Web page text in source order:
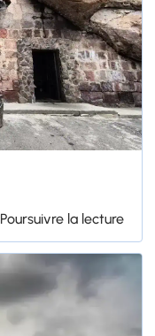
Poursuivre la lecture